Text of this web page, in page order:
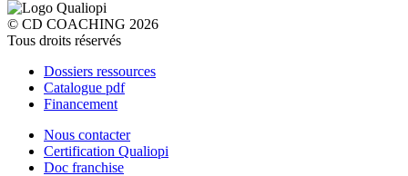
© CD COACHING 2026
Tous droits réservés
Dossiers ressources
Catalogue pdf
Financement
Nous contacter
Certification Qualiopi
Doc franchise